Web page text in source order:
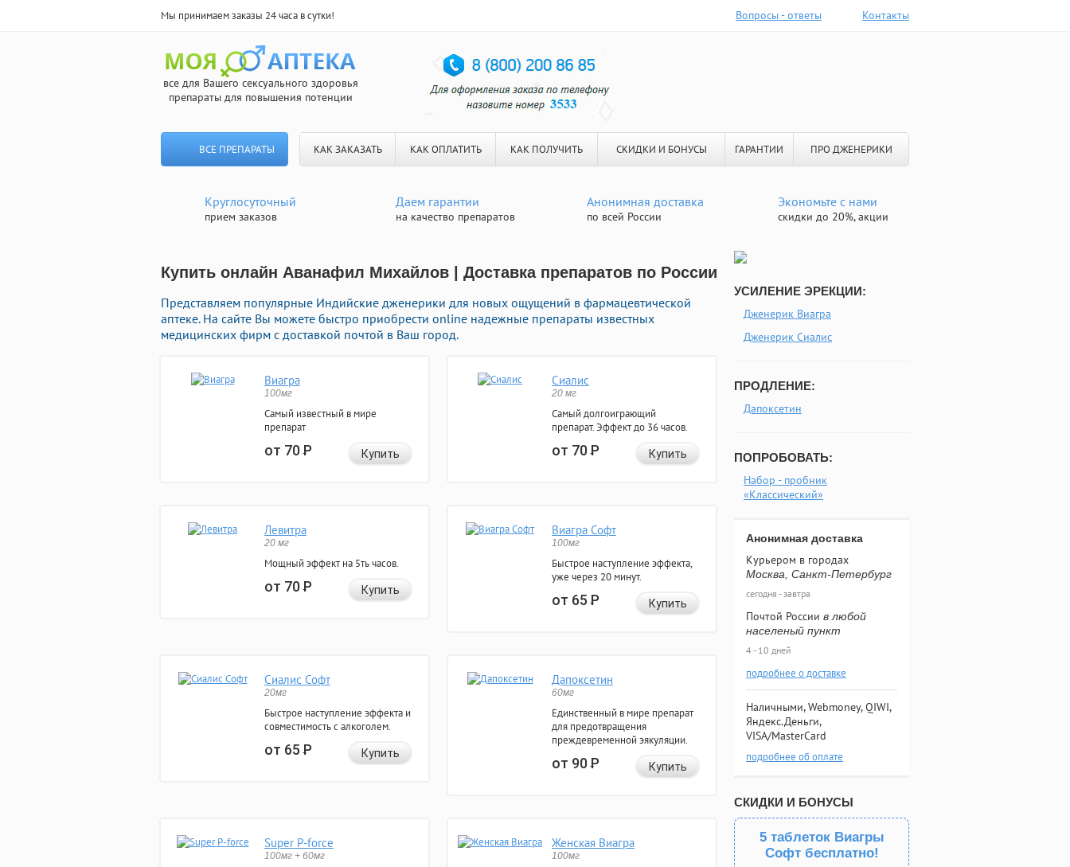
Мы принимаем заказы 24 часа в сутки! Вопросы - ответы Контакты
все для Вашего сексуального здоровья
препараты для повышения потенции
ВСЕ ПРЕПАРАТЫ КАК ЗАКАЗАТЬ КАК ОПЛАТИТЬ КАК ПОЛУЧИТЬ СКИДКИ И БОНУСЫ ГАРАНТИИ ПРО ДЖЕНЕРИКИ
Круглосуточный
прием заказов
Даем гарантии
на качество препаратов
Анонимная доставка
по всей России
Экономьте с нами
скидки до 20%, акции
Купить онлайн Аванафил Михайлов | Доставка препаратов по России
Представляем популярные Индийские дженерики для новых ощущений в фармацевтической
аптеке. На сайте Вы можете быстро приобрести online надежные препараты известных
медицинских фирм с доставкой почтой в Ваш город.
Виагра
100мг
Самый известный в мире
препарат
от 70Р Купить
Сиалис
20 мг
Самый долгоиграющий
препарат. Эффект до 36 часов.
от 70Р Купить
Левитра
20 мг
Мощный эффект на 5ть часов.
от 70Р Купить
Виагра Софт
100мг
Быстрое наступление эффекта,
уже через 20 минут.
от 65Р Купить
Сиалис Софт
20мг
Быстрое наступление эффекта и
совместимость с алкоголем.
от 65Р Купить
Дапоксетин
60мг
Единственный в мире препарат
для предотвращения
преждевременной эякуляции.
от 90Р Купить
Super P-force
100мг + 60мг
Женская Виагра
100мг
УСИЛЕНИЕ ЭРЕКЦИИ:
Дженерик Виагра
Дженерик Сиалис
ПРОДЛЕНИЕ:
Дапоксетин
ПОПРОБОВАТЬ:
Набор - пробник
«Классический»
Анонимная доставка
Курьером в городах
Москва, Санкт-Петербург
сегодня - завтра
Почтой России в любой
населеный пункт
4 - 10 дней
подробнее о доставке
Наличными, Webmoney, QIWI,
Яндекс.Деньги,
VISA/MasterCard
подробнее об оплате
СКИДКИ И БОНУСЫ
5 таблеток Виагры
Софт бесплатно!